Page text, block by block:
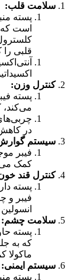
سلامت قلب:
پسته
قلبی
کنترل وزن:
پسته
می‌کند،
در
سیستم
فیبر
کمک
کنترل قند
پسته
فیبر و
سلامت چشم:
پسته
که به
ماکولا
سیستم ایمنی: